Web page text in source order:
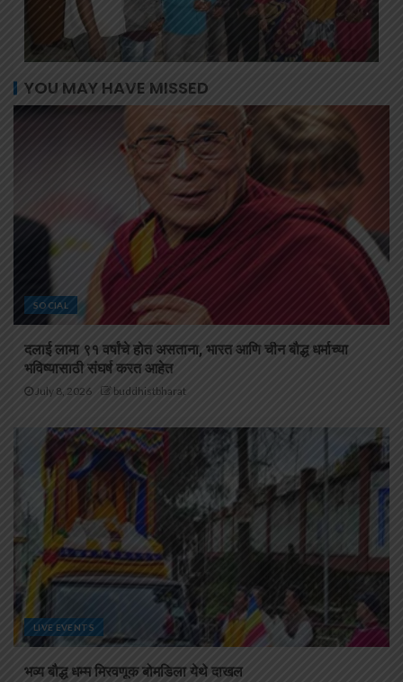
YOU MAY HAVE MISSED
SOCIAL
दलाई लामा ९१ वर्षांचे होत असताना, भारत आणि चीन बौद्ध धर्माच्या
भविष्यासाठी संघर्ष करत आहेत
July 8, 2026 buddhistbharat
LIVE EVENTS
भव्य बौद्ध धम्म मिरवणूक बोमडिला येथे दाखल